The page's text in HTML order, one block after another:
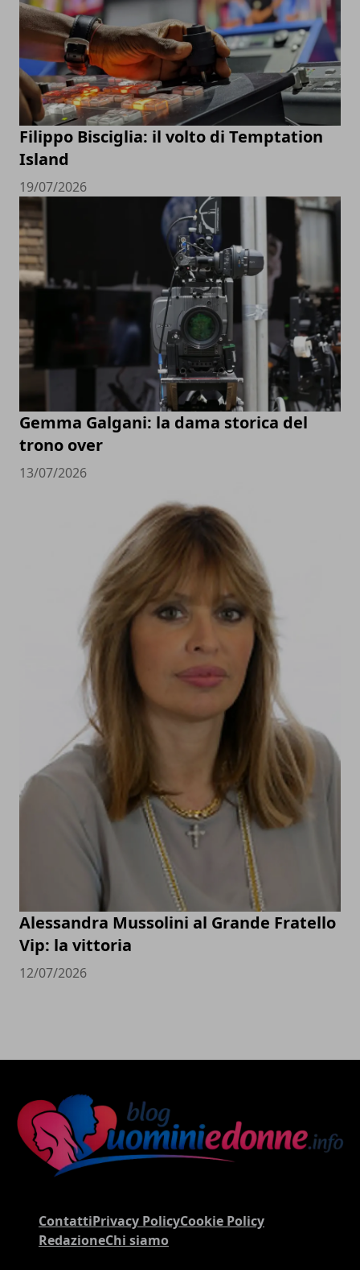
Filippo Bisciglia: il volto di Temptation
Island
19/07/2026
Gemma Galgani: la dama storica del
trono over
13/07/2026
Alessandra Mussolini al Grande Fratello
Vip: la vittoria
12/07/2026
ContattiPrivacy PolicyCookie Policy
RedazioneChi siamo